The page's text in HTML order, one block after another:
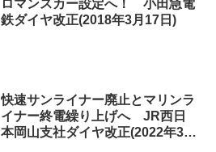
ロマンスカー設定へ！ 小田急電
鉄ダイヤ改正(2018年3月17日)
快速サンライナー廃止とマリンラ
イナー終電繰り上げへ JR西日
本岡山支社ダイヤ改正(2022年3月